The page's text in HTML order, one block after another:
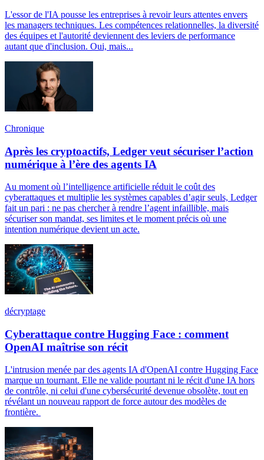
L'essor de l'IA pousse les entreprises à revoir leurs attentes envers
les managers techniques. Les compétences relationnelles, la diversité
des équipes et l'autorité deviennent des leviers de performance
autant que d'inclusion. Oui, mais...
Chronique
Après les cryptoactifs, Ledger veut sécuriser l’action
numérique à l’ère des agents IA
Au moment où l’intelligence artificielle réduit le coût des
cyberattaques et multiplie les systèmes capables d’agir seuls, Ledger
fait un pari : ne pas chercher à rendre l’agent infaillible, mais
sécuriser son mandat, ses limites et le moment précis où une
intention numérique devient un acte.
décryptage
Cyberattaque contre Hugging Face : comment
OpenAI maîtrise son récit
L'intrusion menée par des agents IA d'OpenAI contre Hugging Face
marque un tournant. Elle ne valide pourtant ni le récit d'une IA hors
de contrôle, ni celui d'une cybersécurité devenue obsolète, tout en
révélant un nouveau rapport de force autour des modèles de
frontière.